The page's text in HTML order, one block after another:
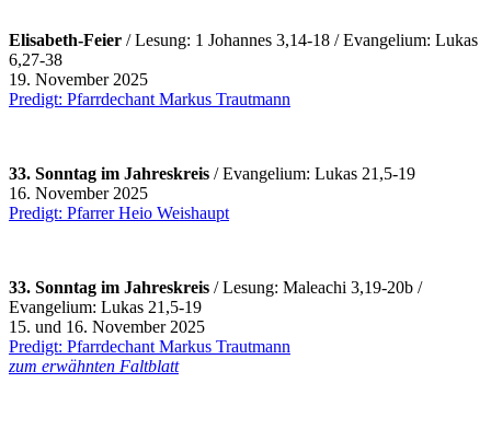
Elisabeth-Feier / Lesung: 1 Johannes 3,14-18 / Evangelium: Lukas
6,27-38
19. November 2025
Predigt: Pfarrdechant Markus Trautmann
33. Sonntag im Jahreskreis / Evangelium: Lukas 21,5-19
16. November 2025
Predigt: Pfarrer Heio Weishaupt
33. Sonntag im Jahreskreis / Lesung: Maleachi 3,19-20b /
Evangelium: Lukas 21,5-19
15. und 16. November 2025
Predigt: Pfarrdechant Markus Trautmann
zum erwähnten Faltblatt